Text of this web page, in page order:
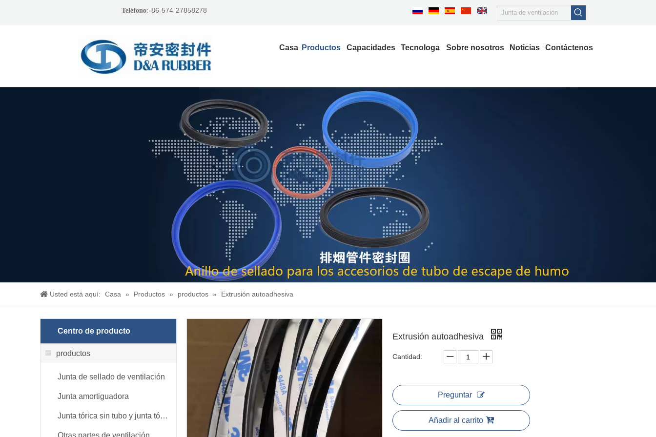
Teléfono:+86-574-27858278
Casa Productos Capacidades Tecnologa Sobre nosotros Noticias Contáctenos
Usted está aquí: Casa » Productos » productos » Extrusión autoadhesiva
Centro de producto
productos
Junta de sellado de ventilación
Junta amortiguadora
Junta tórica sin tubo y junta tórica
Otras partes de ventilación
Extrusión autoadhesiva
Cantidad:
Preguntar
Añadir al carrito